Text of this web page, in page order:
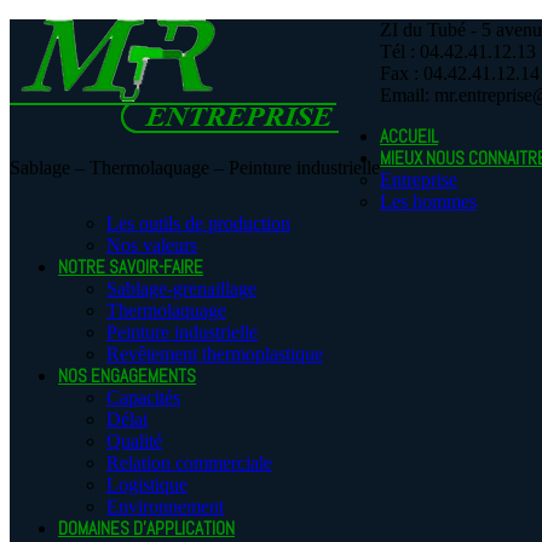
Sablage – Thermolaquage – Peinture industrielle
ZI du Tubé - 5
Tél : 04.42.41.12.13
Fax : 04.42.41.12.14
Email:
ACCUEIL
MIEUX NOUS
Entreprise
Les hommes
Les outils de production
Nos valeurs
NOTRE SAVOIR-FAIRE
Sablage-grenaillage
Thermolaquage
Peinture industrielle
Revêtement thermoplastique
NOS ENGAGEMENTS
Capacités
Délai
Qualité
Relation commerciale
Logistique
Environnement
DOMAINES D’APPLICATION